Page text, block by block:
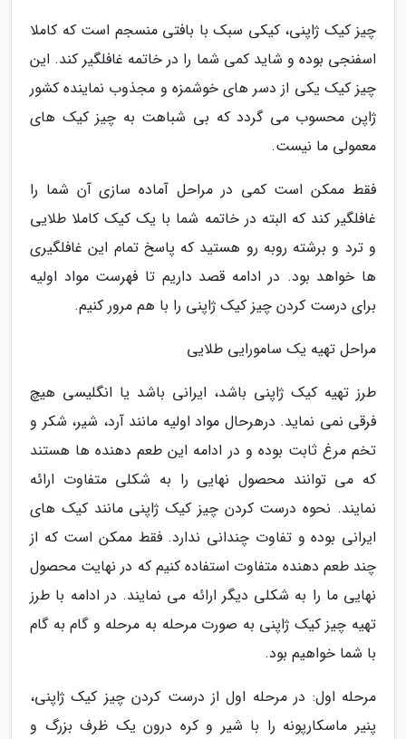
چیز کیک ژاپنی، کیکی سبک با بافتی منسجم است که کاملا
اسفنجی بوده و شاید کمی شما را در خاتمه غافلگیر کند. این
چیز کیک یکی از دسر های خوشمزه و مجذوب نماینده کشور
ژاپن محسوب می گردد که بی شباهت به چیز کیک های
معمولی ما نیست.
فقط ممکن است کمی در مراحل آماده سازی آن شما را
غافلگیر کند که البته در خاتمه شما با یک کیک کاملا طلایی
و ترد و برشته روبه رو هستید که پاسخ تمام این غافلگیری
ها خواهد بود. در ادامه قصد داریم تا فهرست مواد اولیه
برای درست کردن چیز کیک ژاپنی را با هم مرور کنیم.
مراحل تهیه یک سامورایی طلایی
طرز تهیه کیک ژاپنی باشد، ایرانی باشد یا انگلیسی هیچ
فرقی نمی نماید. درهرحال مواد اولیه مانند آرد، شیر، شکر و
تخم مرغ ثابت بوده و در ادامه این طعم دهنده ها هستند
که می توانند محصول نهایی را به شکلی متفاوت ارائه
نمایند. نحوه درست کردن چیز کیک ژاپنی مانند کیک های
ایرانی بوده و تفاوت چندانی ندارد. فقط ممکن است که از
چند طعم دهنده متفاوت استفاده کنیم که در نهایت محصول
نهایی ما را به شکلی دیگر ارائه می نمایند. در ادامه با طرز
تهیه چیز کیک ژاپنی به صورت مرحله به مرحله و گام به گام
با شما خواهیم بود.
مرحله اول: در مرحله اول از درست کردن چیز کیک ژاپنی،
پنیر ماسکارپونه را با شیر و کره درون یک ظرف بزرگ و